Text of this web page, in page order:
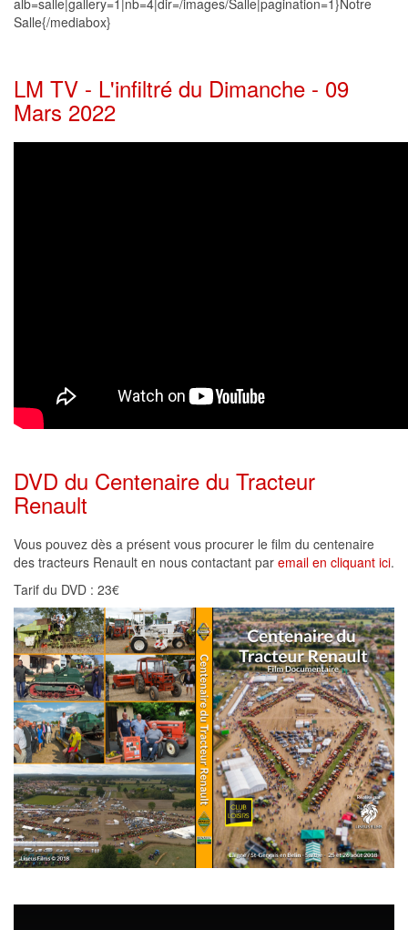
alb=salle|gallery=1|nb=4|dir=/images/Salle|pagination=1}Notre
Salle{/mediabox}
LM TV - L'infiltré du Dimanche - 09
Mars 2022
DVD du Centenaire du Tracteur
Renault
Vous pouvez dès a présent vous procurer le film du centenaire
des tracteurs Renault en nous contactant par email en cliquant ici.
Tarif du DVD : 23€